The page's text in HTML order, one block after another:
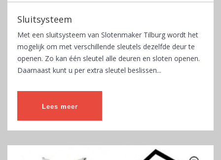
Sluitsysteem
Met een sluitsysteem van Slotenmaker Tilburg wordt het
mogelijk om met verschillende sleutels dezelfde deur te
openen. Zo kan één sleutel alle deuren en sloten openen.
Daarnaast kunt u per extra sleutel beslissen...
Lees meer